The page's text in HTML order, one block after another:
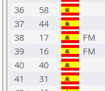
36
58
37
44
38
17 FM
39
16 FM
40
40
41
31